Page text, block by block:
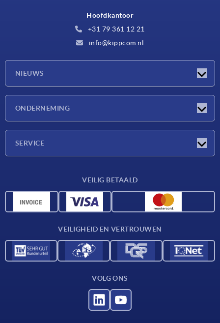
Hoofdkantoor
+31 79 361 12 21
info@kippcom.nl
NIEUWS
ONDERNEMING
SERVICE
CAD-gegevens
VEILIG BETAALD
VEILIGHEID EN VERTROUWEN
VOLG ONS